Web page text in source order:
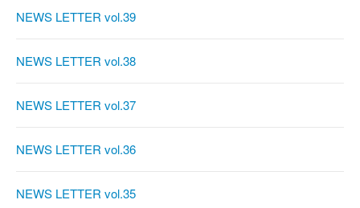
NEWS LETTER vol.39
NEWS LETTER vol.38
NEWS LETTER vol.37
NEWS LETTER vol.36
NEWS LETTER vol.35